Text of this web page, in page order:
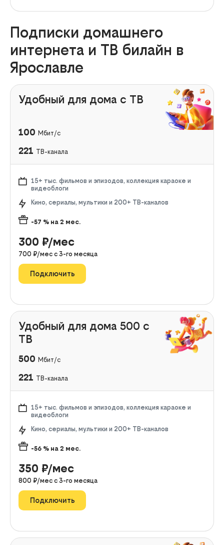
Подписки домашнего
интернета и ТВ билайн в
Ярославле
Удобный для дома с ТВ
100 Мбит/с
221 ТВ-канала
15+ тыс. фильмов и эпизодов, коллекция караоке и
видеоблоги
Кино, сериалы, мультики и 200+ ТВ-каналов
-57 % на 2 мес.
300 ₽/мес
700 ₽/мес с 3-го месяца
Подключить
Удобный для дома 500 с
ТВ
500 Мбит/с
221 ТВ-канала
15+ тыс. фильмов и эпизодов, коллекция караоке и
видеоблоги
Кино, сериалы, мультики и 200+ ТВ-каналов
-56 % на 2 мес.
350 ₽/мес
800 ₽/мес с 3-го месяца
Подключить